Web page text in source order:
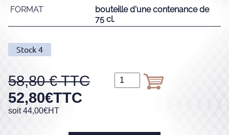
FORMAT
bouteille d'une contenance de
75 cl.
Stock 4
58,80
52,80€TTC
soit 44,00€HT